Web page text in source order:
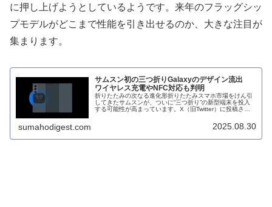
に押し上げようとしているようです。来年のフラッグシッ
プモデルがどこまで性能を引き出せるのか、大きな注目が
集まります。
サムスン初の三つ折りGalaxyのデザイン流出
ワイヤレス充電やNFC対応も判明
折りたたみの次なる進化形折りたたみスマホ市場をけん引
してきたサムスンが、ついに“三つ折り”の新型端末を投入
する可能性が高まっています。X（旧Twitter）に投稿され
sumahodigest.com 2025.08.30